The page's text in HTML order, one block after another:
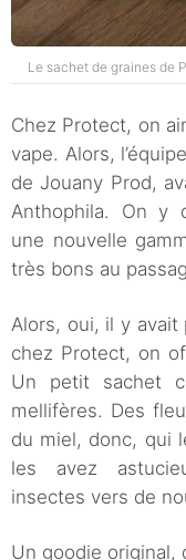
Le sachet de graines de
Chez Protect, on
vape. Alors,
de Jouany Prod,
Anthophila. On y
une nouvelle
très bons au
Alors, oui, il y
chez Protect, on
Un petit sachet
mellifères. Des
du miel, donc, qui
les avez
insectes vers de
Un goodie original,